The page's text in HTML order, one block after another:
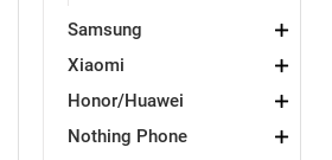
Samsung
Xiaomi
Honor/Huawei
Nothing Phone
Zodiac